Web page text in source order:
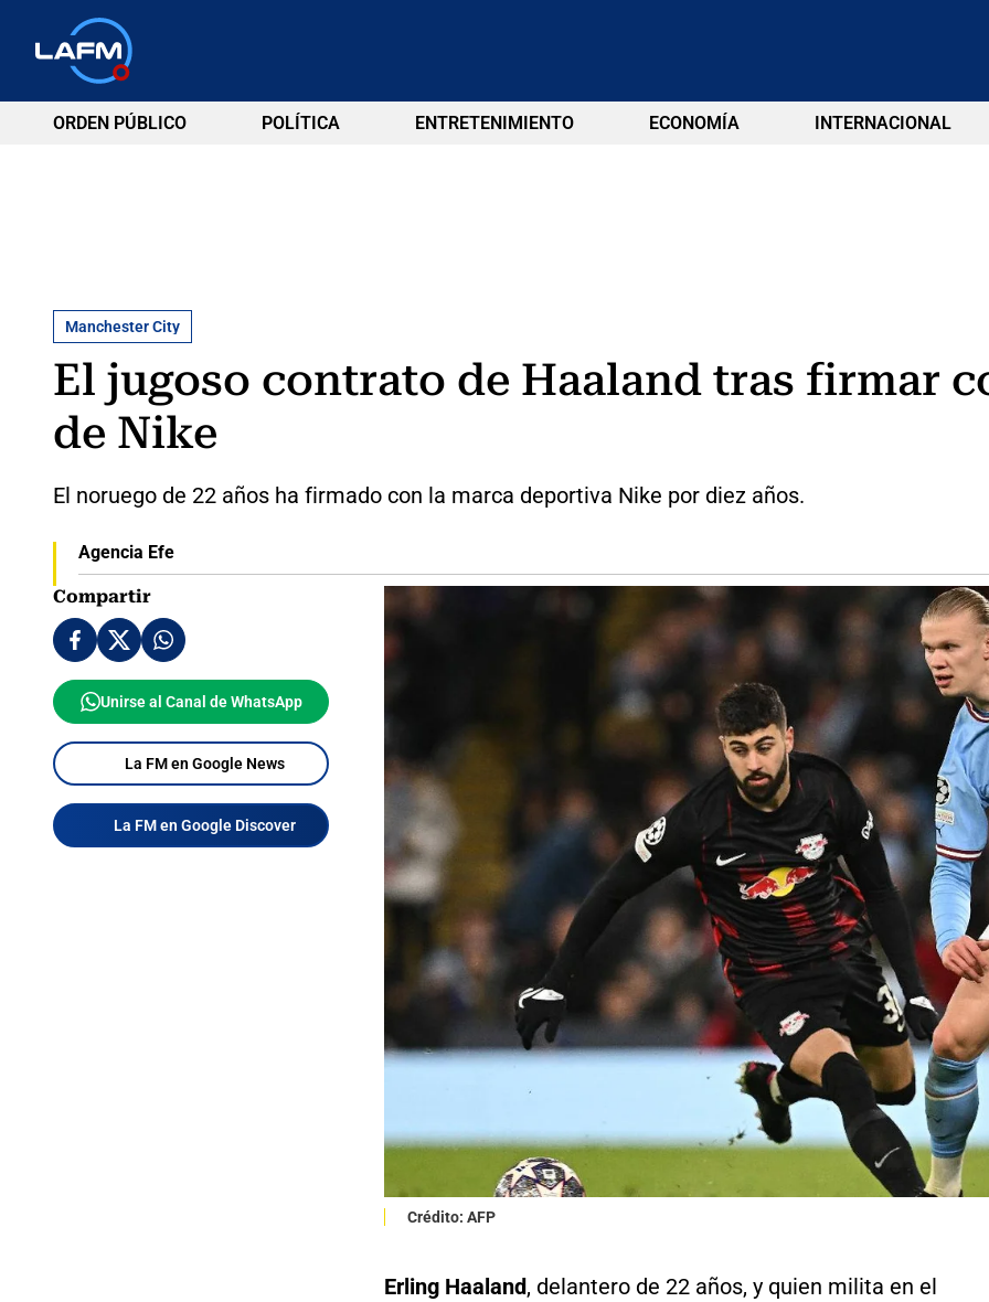
ORDEN PÚBLICO POLÍTICA ENTRETENIMIENTO ECONOMÍA INTERNACIONAL
Manchester City
El jugoso contrato de Haaland tras firmar
de Nike
El noruego de 22 años ha firmado con la marca deportiva Nike por diez años.
Agencia Efe
Compartir
Unirse al Canal de WhatsApp
La FM en Google News
La FM en Google Discover
Crédito: AFP
Erling Haaland, delantero de 22 años, y quien milita en el